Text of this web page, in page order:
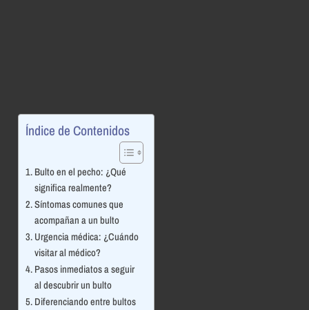
Índice de Contenidos
Bulto en el pecho: ¿Qué
significa realmente?
Síntomas comunes que
acompañan a un bulto
Urgencia médica: ¿Cuándo
visitar al médico?
Pasos inmediatos a seguir
al descubrir un bulto
Diferenciando entre bultos